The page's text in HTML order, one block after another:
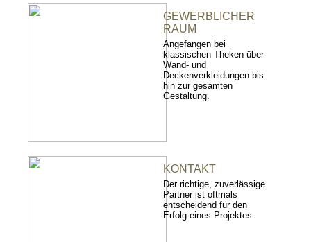
GEWERBLICHER
RAUM
Angefangen bei
klassischen Theken über
Wand- und
Deckenverkleidungen bis
hin zur gesamten
Gestaltung.
KONTAKT
Der richtige, zuverlässige
Partner ist oftmals
entscheidend für den
Erfolg eines Projektes.